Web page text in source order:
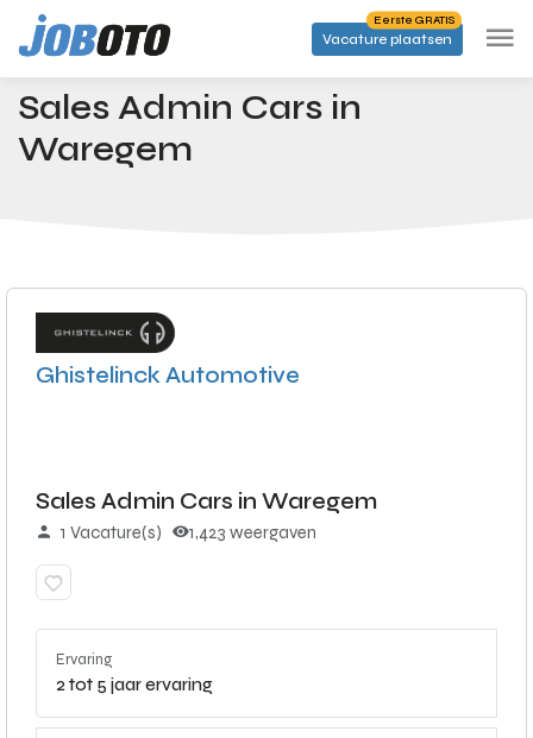
Skip to main content
Vacature plaatsen
Eerste GRATIS
Startpagina Banen Sales Admin Cars in Waregem
Sales Admin Cars in
Waregem
Ghistelinck Automotive
Sales Admin Cars in Waregem
1 Vacature(s) 1,423 weergaven
Ervaring
2 tot 5 jaar ervaring